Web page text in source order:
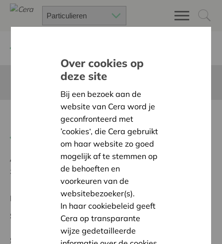
Deze pagina is niet vertaald in het Nederlands
Een tuin vol beleving!
Terug naar overzicht
Ambitie:
Een solidaire, respectvolle samenleving
zonder drempels
Regionaal Project
Startdatum:
12/05/2026
Status:
In behandeling
Over cookies op
deze site
Bij een bezoek aan de
website van Cera word je
geconfronteerd met
’cookies‘, die Cera gebruikt
om haar website zo goed
mogelijk af te stemmen op
de behoeften en
voorkeuren van de
websitebezoeker(s).
In haar cookiebeleid geeft
Cera op transparante
wijze gedetailleerde